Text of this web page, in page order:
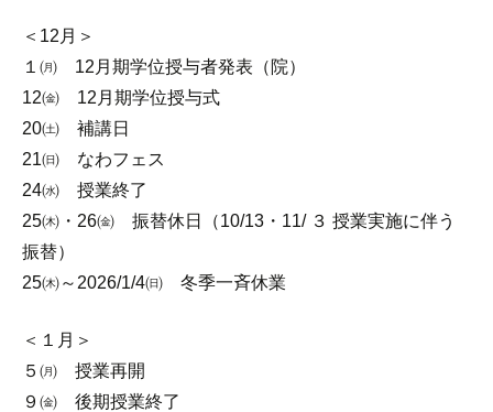
＜12月＞
１㈪ 12月期学位授与者発表（院）
12㈮ 12月期学位授与式
20㈯ 補講日
21㈰ なわフェス
24㈬ 授業終了
25㈭・26㈮ 振替休日（10/13・11/ ３ 授業実施に伴う
振替）
25㈭～2026/1/4㈰ 冬季一斉休業
＜１月＞
５㈪ 授業再開
９㈮ 後期授業終了